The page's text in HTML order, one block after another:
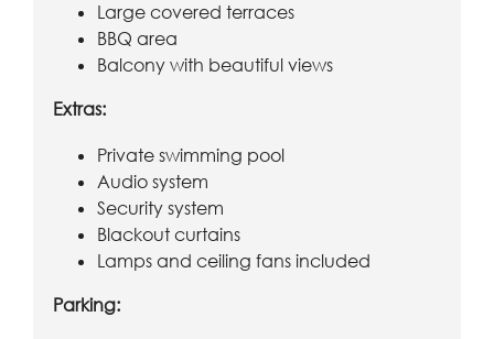
Large covered terraces
BBQ area
Balcony with beautiful views
Extras:
Private swimming pool
Audio system
Security system
Blackout curtains
Lamps and ceiling fans included
Parking: